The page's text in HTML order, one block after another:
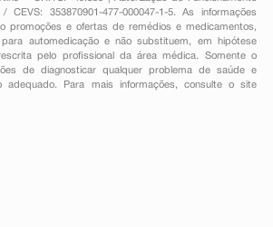
CEVS: 353870901-477-000047-1-5. As informações
promoções e ofertas de remédios e medicamentos,
automedicação e não substituem, em hipótese
pelo profissional da área médica. Somente o
de diagnosticar qualquer problema de saúde e
adequado. Para mais informações, consulte o site